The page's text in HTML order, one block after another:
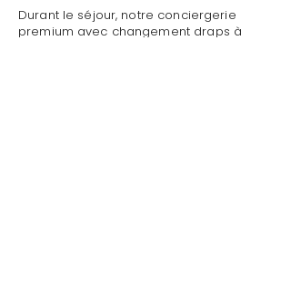
Durant le séjour, notre conciergerie
premium avec changement draps à